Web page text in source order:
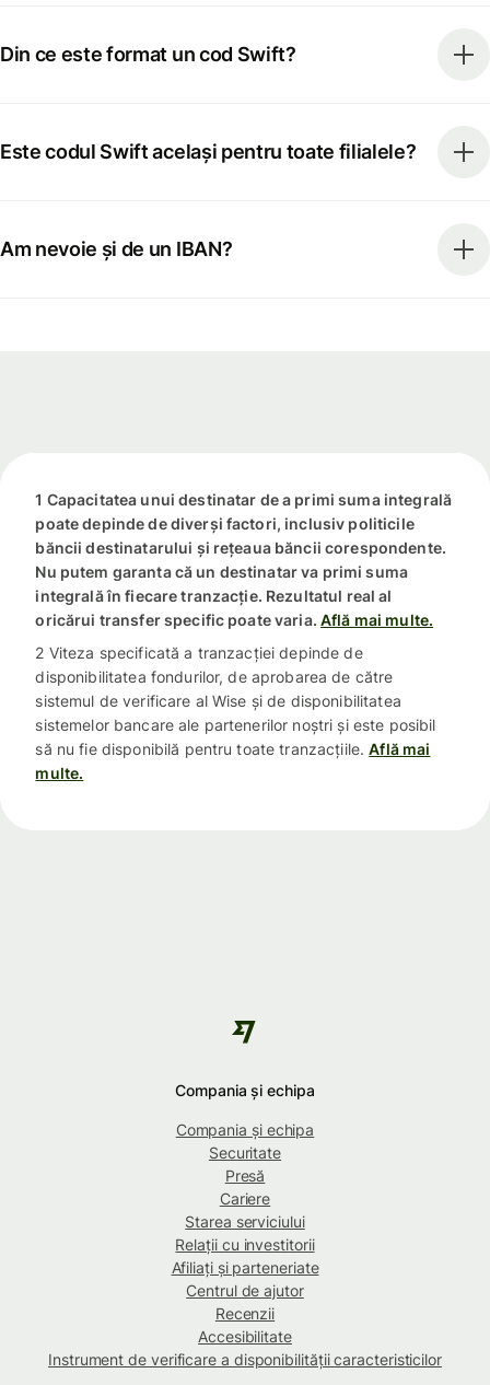
Din ce este format un cod Swift?
Este codul Swift același pentru toate filialele?
Am nevoie și de un IBAN?
1 Capacitatea unui destinatar de a primi suma integrală
poate depinde de diverși factori, inclusiv politicile
băncii destinatarului și rețeaua băncii corespondente.
Nu putem garanta că un destinatar va primi suma
integrală în fiecare tranzacție. Rezultatul real al
oricărui transfer specific poate varia. Află mai multe.
2 Viteza specificată a tranzacției depinde de
disponibilitatea fondurilor, de aprobarea de către
sistemul de verificare al Wise și de disponibilitatea
sistemelor bancare ale partenerilor noștri și este posibil
să nu fie disponibilă pentru toate tranzacțiile. Află mai
multe.
Compania și echipa
Compania și echipa
Securitate
Presă
Cariere
Starea serviciului
Relații cu investitorii
Afiliați și parteneriate
Centrul de ajutor
Recenzii
Accesibilitate
Instrument de verificare a disponibilității caracteristicilor